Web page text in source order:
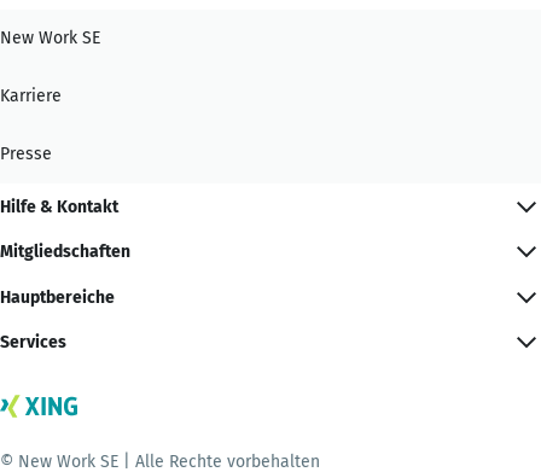
New Work SE
Karriere
Presse
Hilfe & Kontakt
Mitgliedschaften
Hauptbereiche
Services
© New Work SE | Alle Rechte vorbehalten